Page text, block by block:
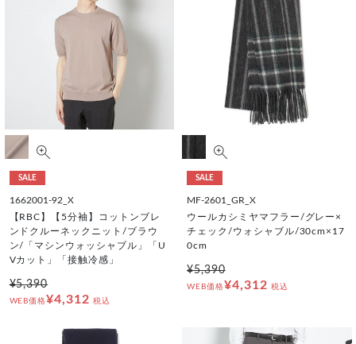
SALE
1662001-92_X
【RBC】【5分袖】コットンブレ
ンドクルーネックニット/ブラウ
ン/「マシンウォッシャブル」「U
Vカット」「接触冷感」
¥5,390
WEB価格¥4,312 税込
SALE
MF-2601_GR_X
ウールカシミヤマフラー/グレー×
チェック/ウォシャブル/30cm×17
0cm
¥5,390
WEB価格¥4,312 税込